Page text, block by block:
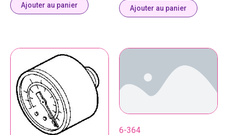
Ajouter au panier Ajouter au panier
6-364